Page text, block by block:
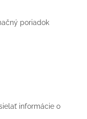
poriadok
informácie o